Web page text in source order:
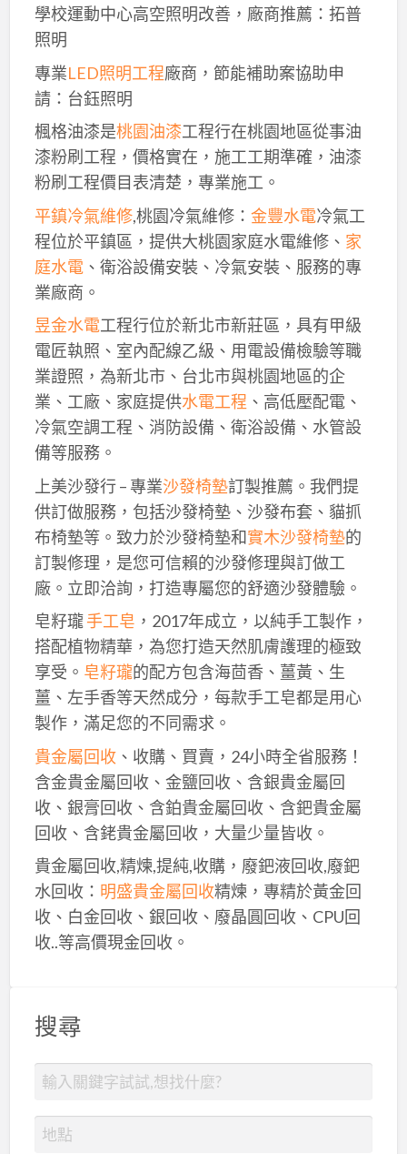
學校運動中心高空照明改善，廠商推薦：拓普
照明
專業LED照明工程廠商，節能補助案協助申
請：台鈺照明
楓格油漆是桃園油漆工程行在桃園地區從事油
漆粉刷工程，價格實在，施工工期準確，油漆
粉刷工程價目表清楚，專業施工。
平鎮冷氣維修,桃園冷氣維修： 金豐水電冷氣工
程位於平鎮區，提供大桃園家庭水電維修、 家
庭水電、衛浴設備安裝、冷氣安裝、服務的專
業廠商。
昱金水電工程行位於新北市新莊區，具有甲級
電匠執照、室內配線乙級、用電設備檢驗等職
業證照，為新北市、台北市與桃園地區的企
業、工廠、家庭提供水電工程 、高低壓配電、
冷氣空調工程、消防設備、衛浴設備、水管設
備等服務。
上美沙發行 – 專業沙發椅墊訂製推薦。我們提
供訂做服務，包括沙發椅墊、沙發布套、貓抓
布椅墊等。致力於沙發椅墊和實木沙發椅墊的
訂製修理，是您可信賴的沙發修理與訂做工
廠。立即洽詢，打造專屬您的舒適沙發體驗。
皂籽瓏手工皂 ，2017年成立，以純手工製作，
搭配植物精華，為您打造天然肌膚護理的極致
享受。 皂籽瓏的配方包含海茴香、薑黃、生
薑、左手香等天然成分，每款手工皂都是用心
製作，滿足您的不同需求。
貴金屬回收、收購、買賣，24小時全省服務！
含金貴金屬回收、金鹽回收、含銀貴金屬回
收、銀膏回收、含鉑貴金屬回收、含鈀貴金屬
回收、含銠貴金屬回收，大量少量皆收。
貴金屬回收,精煉,提純,收購，廢鈀液回收,廢鈀
水回收： 明盛貴金屬回收精煉，專精於黃金回
收、白金回收、銀回收、廢晶圓回收、CPU回
收..等高價現金回收。
搜尋